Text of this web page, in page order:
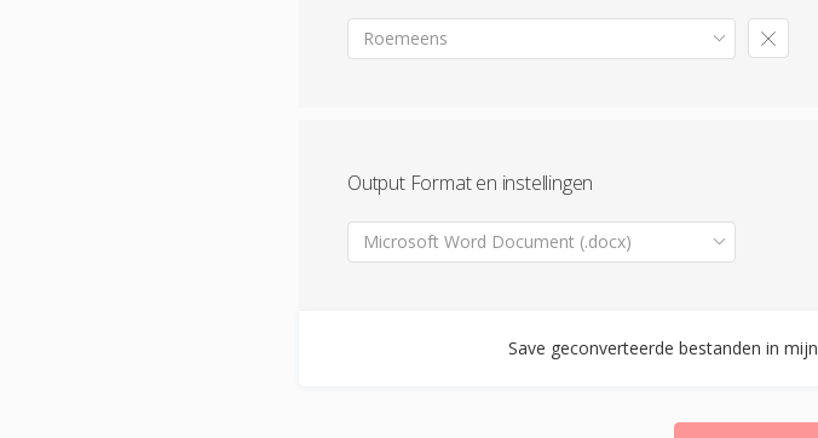
Roemeens
Output Format en instellingen
Microsoft Word Document (.docx)
Save geconverteerde bestanden in mijn